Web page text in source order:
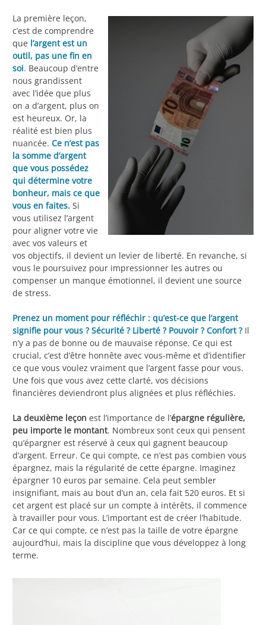
La première leçon,
c’est de comprendre
que l’argent est un
outil, pas une fin en
soi. Beaucoup d’entre
nous grandissent
avec l’idée que plus
on a d’argent, plus on
est heureux. Or, la
réalité est bien plus
nuancée. Ce n’est pas
la somme d’argent
que vous possédez
qui détermine votre
bonheur, mais ce que
vous en faites. Si
vous utilisez l’argent
pour aligner votre vie
avec vos valeurs et
vos objectifs, il devient un levier de liberté. En revanche, si
vous le poursuivez pour impressionner les autres ou
compenser un manque émotionnel, il devient une source
de stress.
Prenez un moment pour réfléchir : qu’est-ce que l’argent
signifie pour vous ? Sécurité ? Liberté ? Pouvoir ? Confort ? Il
n’y a pas de bonne ou de mauvaise réponse. Ce qui est
crucial, c’est d’être honnête avec vous-même et d’identifier
ce que vous voulez vraiment que l’argent fasse pour vous.
Une fois que vous avez cette clarté, vos décisions
financières deviendront plus alignées et plus réfléchies.
La deuxième leçon est l’importance de l’épargne régulière,
peu importe le montant. Nombreux sont ceux qui pensent
qu’épargner est réservé à ceux qui gagnent beaucoup
d’argent. Erreur. Ce qui compte, ce n’est pas combien vous
épargnez, mais la régularité de cette épargne. Imaginez
épargner 10 euros par semaine. Cela peut sembler
insignifiant, mais au bout d’un an, cela fait 520 euros. Et si
cet argent est placé sur un compte à intérêts, il commence
à travailler pour vous. L’important est de créer l’habitude.
Car ce qui compte, ce n’est pas la taille de votre épargne
aujourd’hui, mais la discipline que vous développez à long
terme.